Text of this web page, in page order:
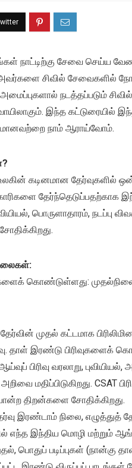
நாட்டிற்கு சேவை செய்ய
சிவில் சேவைகளில்
நடத்தப்படும்
இந்த கட்டுரையில்
நாம் ஆராய்வோம்.
கடினமான தேர்வுகளில்
தேர்ந்தெடுப்பதற்காக
பொருளாதாரம், நடப்பு
கொண்டுள்ளது:
முதல் கட்டமாக
தாள் இரண்டு பிரிவுகளைக்
பிரிவு வரலாறு,
மதிப்பிடுகிறது. CSAT
திறன்களை சோதிக்கிறது.
இரண்டாம் நிலை, எழுத்துத்
இந்திய மொழி மற்றும்
பொதுப் படிப்புகள் (நான்கு